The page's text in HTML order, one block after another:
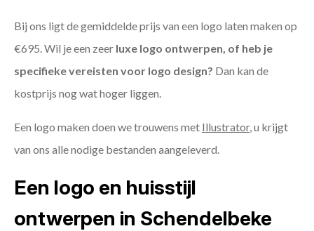
Bij ons ligt de gemiddelde prijs van een logo laten maken op
€695. Wil je een zeer luxe logo ontwerpen, of heb je
specifieke vereisten voor logo design? Dan kan de
kostprijs nog wat hoger liggen.
Een logo maken doen we trouwens met Illustrator, u krijgt
van ons alle nodige bestanden aangeleverd.
Een logo en huisstijl
ontwerpen in Schendelbeke